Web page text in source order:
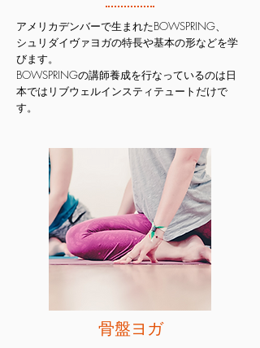
アメリカデンバーで生まれたBOWSPRING、
シュリダイヴァヨガの特長や基本の形などを学
びます。
BOWSPRINGの講師養成を行なっているのは日
本ではリブウェルインスティテュートだけで
す。
骨盤ヨガ